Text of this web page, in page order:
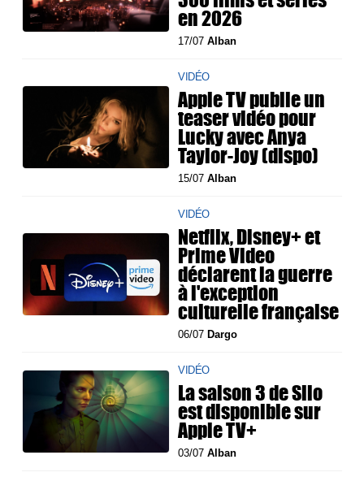
en 2026
17/07Alban
VIDÉO
Apple TV publie un
teaser vidéo pour
Lucky avec Anya
Taylor-Joy (dispo)
15/07Alban
VIDÉO
Netflix, Disney+ et
Prime Video
déclarent la guerre
à l'exception
culturelle française
06/07 Dargo
VIDÉO
La saison 3 de Silo
est disponible sur
Apple TV+
03/07Alban